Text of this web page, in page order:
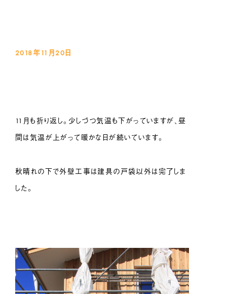
2018年11月20日
11月も折り返し。少しづつ気温も下がっていますが、昼
間は気温が上がって暖かな日が続いています。
秋晴れの下で外壁工事は建具の戸袋以外は完了しま
した。